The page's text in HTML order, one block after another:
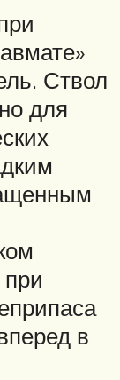
Ствол
для
в